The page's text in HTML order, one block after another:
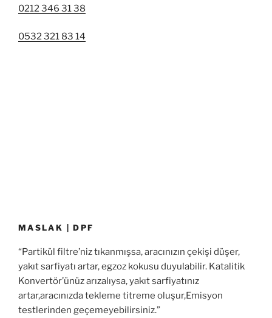
0212 346 31 38
0532 321 83 14
MASLAK | DPF
“Partikül filtre’niz tıkanmışsa, aracınızın çekişi düşer,
yakıt sarfiyatı artar, egzoz kokusu duyulabilir. Katalitik
Konvertör’ünüz arızalıysa, yakıt sarfiyatınız
artar,aracınızda tekleme titreme oluşur,Emisyon
testlerinden geçemeyebilirsiniz.”